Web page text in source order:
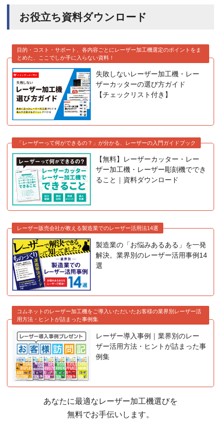
お役立ち資料ダウンロード
目的・コスト・サポート、各内容ごとにレーザー加工機選定のポイントをま
とめた、ここでしか手に入らない資料！
失敗しないレーザー加工機・レー
ザーカッターの選び方ガイド
【チェックリスト付き】
「レーザーって何ができるの？」が分かる、レーザーの入門ガイドブック
【無料】レーザーカッター・レー
ザー加工機・レーザー彫刻機ででき
ること｜資料ダウンロード
レーザー販売会社が教える製造業でのレーザー活用法14選
製造業の「お悩みあるある」を一発
解決。業界別のレーザー活用事例14
選
コムネットのレーザー加工機をご導入いただいたお客様の業界別レーザー活
用方法・ヒントが詰まった事例集
レーザー導入事例｜業界別のレー
ザー活用方法・ヒントが詰まった事
例集
あなたに最適なレーザー加工機選びを
無料でお手伝いします。